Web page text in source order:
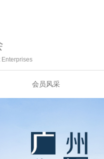
会员风采